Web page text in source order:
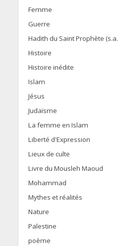
Femme
Guerre
Hadith du Saint Prophète (s.a.
Histoire
Histoire inédite
Islam
Jésus
Judaïsme
La femme en Islam
Liberté d'Expression
Lieux de culte
Livre du Mousleh Maoud
Mohammad
Mythes et réalités
Nature
Palestine
poème